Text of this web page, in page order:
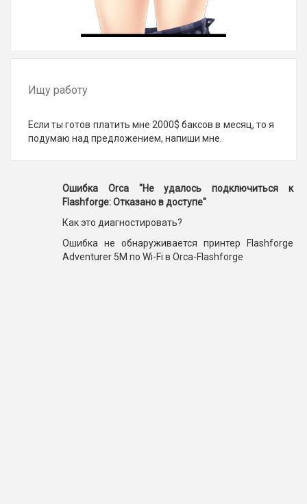
Ищу работу
Если ты готов платить мне 2000$ баксов в месяц, то я
подумаю над предложением, напиши мне.
Ошибка Orca "Не удалось подключиться к
Flashforge: Отказано в доступе"
Как это диагностировать?
Ошибка не обнаруживается принтер Flashforge
Adventurer 5M по Wi-Fi в Orca-Flashforge